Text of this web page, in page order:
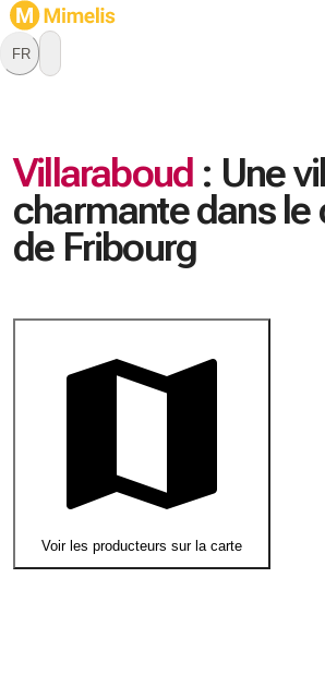
FR
Villaraboud : Une
charmante dans le
de Fribourg
Voir les producteurs sur la carte